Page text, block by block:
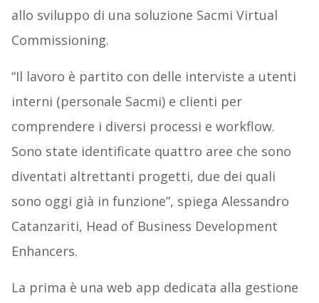
allo sviluppo di una soluzione Sacmi Virtual
Commissioning.
“Il lavoro è partito con delle interviste a utenti
interni (personale Sacmi) e clienti per
comprendere i diversi processi e workflow.
Sono state identificate quattro aree che sono
diventati altrettanti progetti, due dei quali
sono oggi già in funzione”, spiega Alessandro
Catanzariti, Head of Business Development
Enhancers.
La prima è una web app dedicata alla gestione